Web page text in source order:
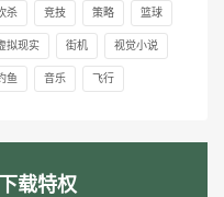
杀 竞技 策略 篮球
拟现实 街机 视觉小说
鱼 音乐 飞行
载特权